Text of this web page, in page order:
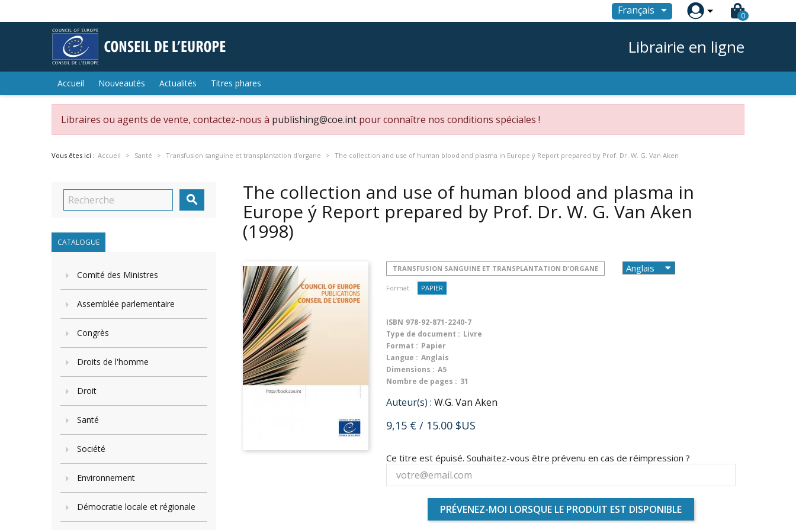
Français  0
Librairie en ligne
Accueil Nouveautés Actualités Titres phares
Libraires ou agents de vente, contactez-nous à publishing@coe.int pour connaître nos conditions spéciales !
Vous êtes ici : Accueil Santé Transfusion sanguine et transplantation d'organe The collection and use of human blood and plasma in Europe ý Report prepared by Prof. Dr. W. G. Van Aken

CATALOGUE
Comité des Ministres
Assemblée parlementaire
Congrès
Droits de l'homme
Droit
Santé
Société
Environnement
Démocratie locale et régionale
The collection and use of human blood and plasma in
Europe ý Report prepared by Prof. Dr. W. G. Van Aken
(1998)
TRANSFUSION SANGUINE ET TRANSPLANTATION D'ORGANE
Format : PAPIER
ISBN 978-92-871-2240-7
Type de document : Livre
Format : Papier
Langue : Anglais
Dimensions : A5
Nombre de pages : 31
Auteur(s) : W.G. Van Aken
9,15 € / 15.00 $US
Ce titre est épuisé. Souhaitez-vous être prévenu en cas de réimpression ?
PRÉVENEZ-MOI LORSQUE LE PRODUIT EST DISPONIBLE